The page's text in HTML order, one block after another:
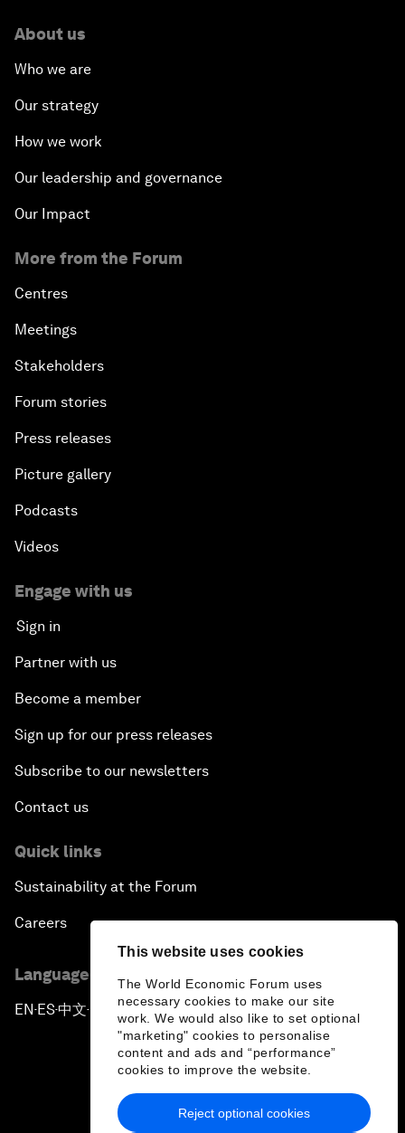
This website uses cookies
The World Economic Forum uses
necessary cookies to make our site
work. We would also like to set optional
"marketing" cookies to personalise
content and ads and “performance”
cookies to improve the website.
Reject optional cookies
About us
Who we are
Our strategy
How we work
Our leadership and governance
Our Impact
More from the Forum
Centres
Meetings
Stakeholders
Forum stories
Press releases
Picture gallery
Podcasts
Videos
Engage with us
Sign in
Partner with us
Become a member
Sign up for our press releases
Subscribe to our newsletters
Contact us
Quick links
Sustainability at the Forum
Careers
Language editions
EN ▪ES▪中文▪ 日本語
Privacy Policy & Terms of Service